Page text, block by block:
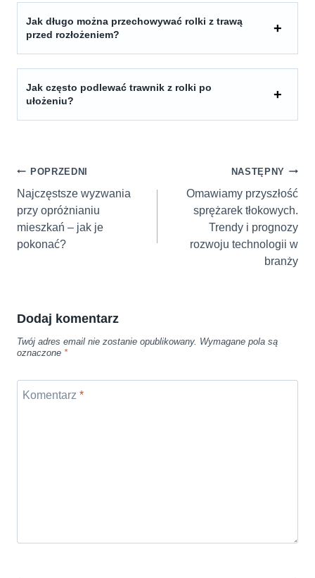
Jak długo można przechowywać rolki z trawą
przed rozłożeniem?
Jak często podlewać trawnik z rolki po
ułożeniu?
Nawigacja
wpisu
POPRZEDNI
Najczęstsze wyzwania
przy opróżnianiu
mieszkań – jak je
pokonać?
NASTĘPNY
Omawiamy przyszłość
sprężarek tłokowych.
Trendy i prognozy
rozwoju technologii w
branży
Dodaj komentarz
Twój adres email nie zostanie opublikowany. Wymagane pola są
oznaczone *
Komentarz *